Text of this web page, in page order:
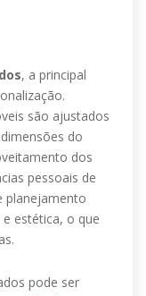
, a principal
são ajustados
do
dos
pessoais de
planejamento
estética, o que
pode ser